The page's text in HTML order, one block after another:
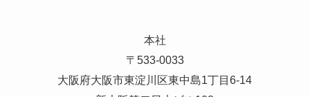
本社
〒533-0033
大阪府大阪市東淀川区東中島1丁目6-14